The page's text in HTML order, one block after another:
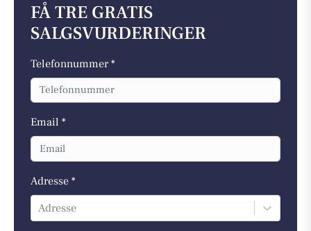
FÅ TRE GRATIS
SALGSVURDERINGER
Telefonnummer *
Email *
Adresse *
Adresse